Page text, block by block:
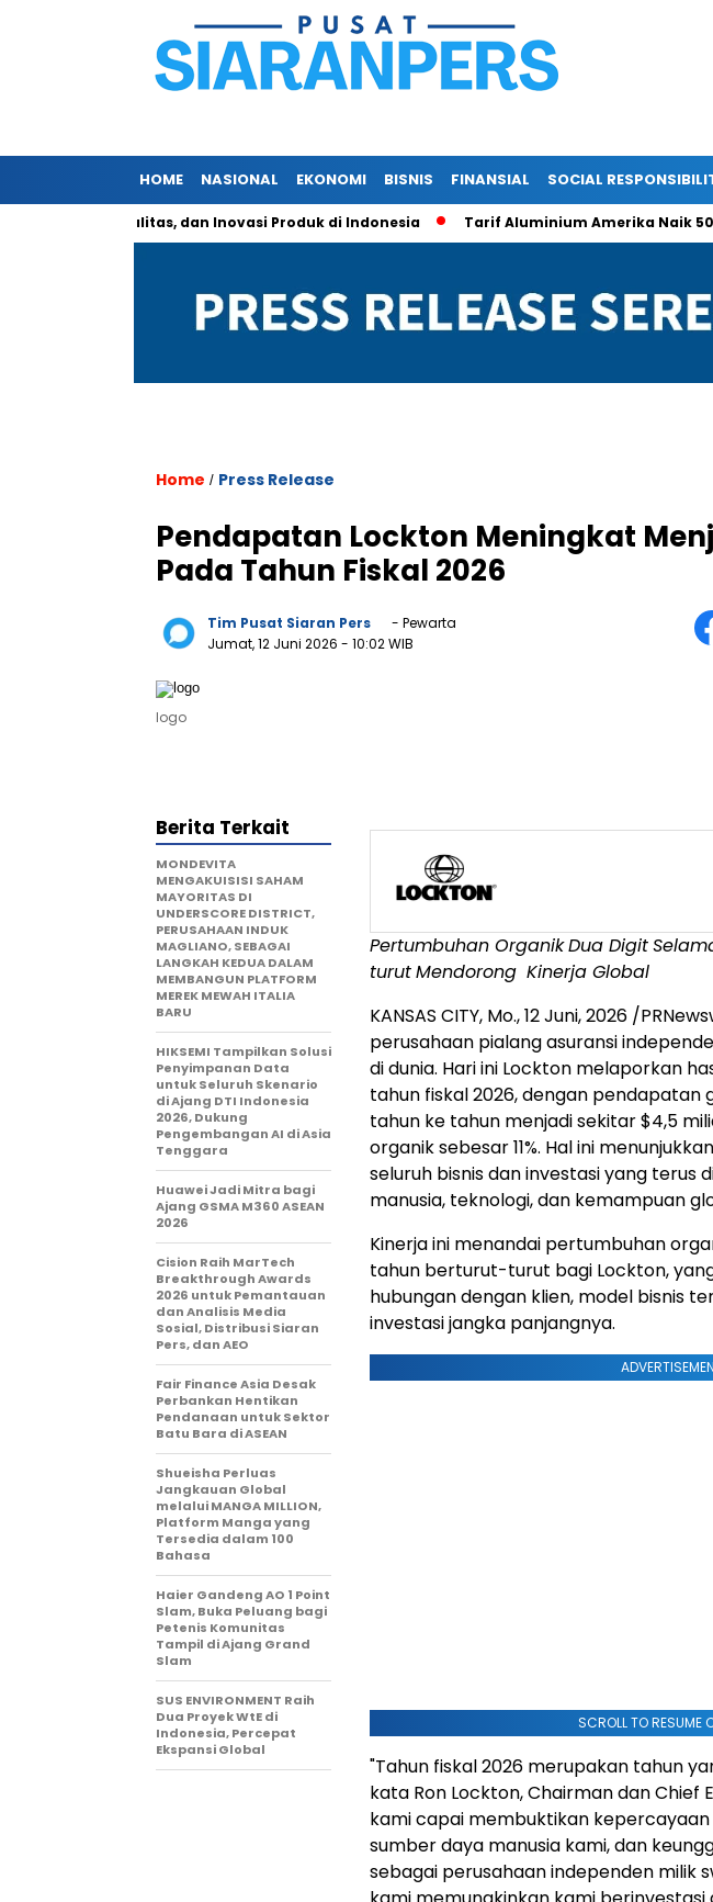
HOME NASIONAL EKONOMI BISNIS FINANSIAL SOCIAL
Kualitas, dan Inovasi Produk di Indonesia Tarif Aluminium Amerika Naik 50
Home / Press Release
Pendapatan Lockton Meningkat
Pada Tahun Fiskal 2026
Tim Pusat Siaran Pers
- Pewarta
Jumat, 12 Juni 2026 - 10:02 WIB
logo
Pertumbuhan OrganikDua Digit
turutMendorong Kinerja Global
KANSAS CITY, Mo.,12 Juni, 2026 /
perusahaan pialang asuransi
di dunia. Hari ini Lockton melaporkan
tahun fiskal 2026, dengan pendapatan
tahun ke tahun menjadi sekitar $4,5
organik sebesar 11%. Hal ini
seluruh bisnis dan investasi yang terus
manusia, teknologi, dan kemampuan
Kinerja ini menandai pertumbuhan
tahun berturut-turut bagi Lockton,
hubungan dengan klien, model bisnis
investasi jangka panjangnya.
SCROLL TO RESUME
"Tahun fiskal 2026 merupakan tahun
kata Ron Lockton, Chairman dan Chief
kami capai membuktikan
sumber daya manusia kami, dan
sebagai perusahaan independen milik
Berita Terkait
MONDEVITA
MENGAKUISISI SAHAM
MAYORITAS DI
UNDERSCORE DISTRICT,
PERUSAHAAN INDUK
MAGLIANO, SEBAGAI
LANGKAH KEDUA DALAM
MEMBANGUN PLATFORM
MEREK MEWAH ITALIA
BARU
HIKSEMI Tampilkan Solusi
Penyimpanan Data
untuk Seluruh Skenario
di Ajang DTI Indonesia
2026, Dukung
Pengembangan AI di Asia
Tenggara
Huawei Jadi Mitra bagi
Ajang GSMA M360 ASEAN
2026
Cision Raih MarTech
Breakthrough Awards
2026 untuk Pemantauan
dan Analisis Media
Sosial, Distribusi Siaran
Pers, dan AEO
Fair Finance Asia Desak
Perbankan Hentikan
Pendanaan untuk Sektor
Batu Bara di ASEAN
Shueisha Perluas
Jangkauan Global
melalui MANGA MILLION,
Platform Manga yang
Tersedia dalam 100
Bahasa
Haier Gandeng AO 1 Point
Slam, Buka Peluang bagi
Petenis Komunitas
Tampil di Ajang Grand
Slam
SUS ENVIRONMENT Raih
Dua Proyek WtE di
Indonesia, Percepat
Ekspansi Global